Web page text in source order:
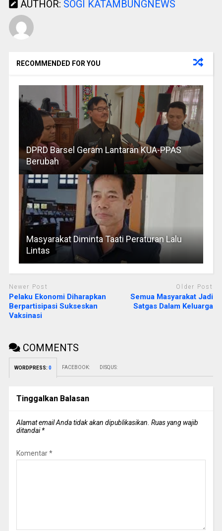
AUTHOR: SOGI KATAMBUNGNEWS
RECOMMENDED FOR YOU
DPRD Barsel Geram Lantaran KUA-PPAS
Berubah
Masyarakat Diminta Taati Peraturan Lalu
Lintas
Newer Post
Pelaku Ekonomi Diharapkan
Berpartisipasi Sukseskan
Vaksinasi
Older Post
Semua Masyarakat Jadi
Satgas Dalam Keluarga
COMMENTS
WORDPRESS: 0 FACEBOOK: DISQUS:
Tinggalkan Balasan
Alamat email Anda tidak akan dipublikasikan. Ruas yang wajib
ditandai*
Komentar*